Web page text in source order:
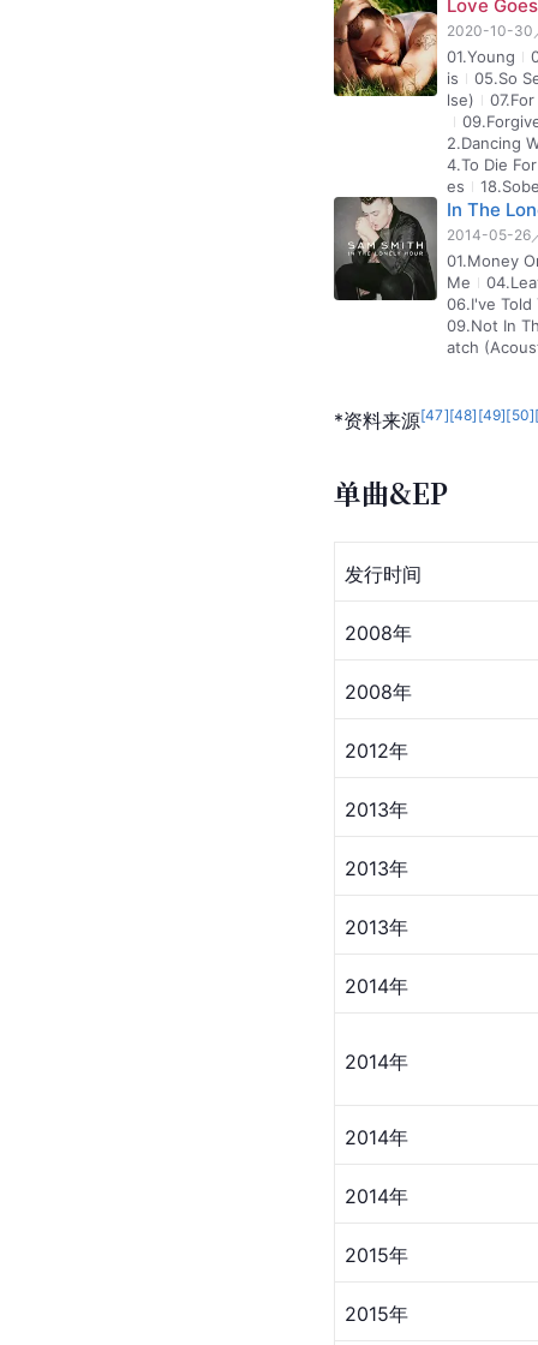
Love Goes
2020-10-30
01.Young
is
05.So
lse)
2.Dancing
4.To Die For
es
In The
2014-05-26
01.Money
Me
06.I've Told
09.Not In
atch
*资料来源[47][48] [49][50]
单曲&EP
发行时间
2008年
2008年
2012年
2013年
2013年
2013年
2014年
2014年
2014年
2014年
2015年
2015年